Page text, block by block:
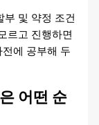
부 및 약정 조건
르고 진행하면
에 공부해 두
어떤 순